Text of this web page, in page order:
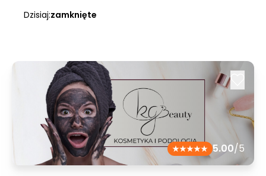
Dzisiaj:zamknięte
5.00/5